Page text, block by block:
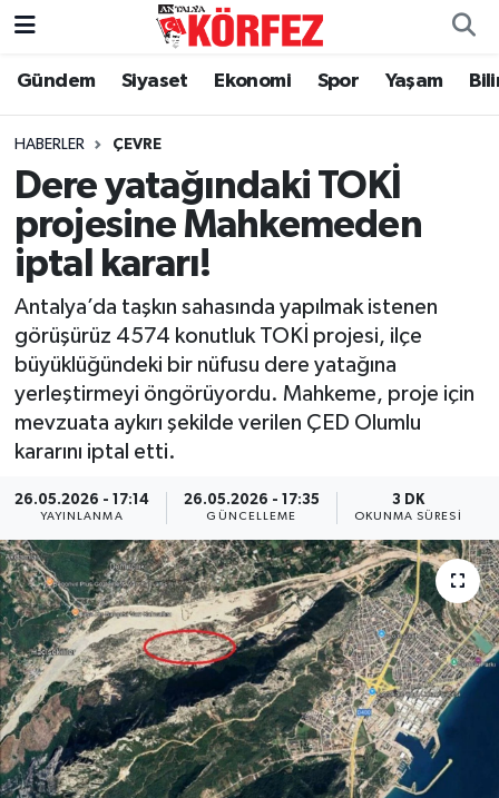
Gündem Siyaset Ekonomi Spor Yaşam
HABERLER ÇEVRE
Dere yatağındaki TOKİ
projesine Mahkemeden
iptal kararı!
Antalya’da taşkın sahasında yapılmak istenen
görüşürüz 4574 konutluk TOKİ projesi, ilçe
büyüklüğündeki bir nüfusu dere yatağına
yerleştirmeyi öngörüyordu. Mahkeme, proje için
mevzuata aykırı şekilde verilen ÇED Olumlu
kararını iptal etti.
26.05.2026 - 17:14
YAYINLANMA
26.05.2026 - 17:35
GÜNCELLEME
3 DK
OKUNMA SÜRESI
Gündem
Siyaset
Yerel Yönetim
Ekonomi
Spor
Yaşam
Asayiş
Eğitim
Sağlık
Magazin
Turizm
Çevre
Nöbetçi Eczaneler
Hava Durumu
Trafik Durumu
Süper Lig Puan Durumu ve Fikstür
Tüm Manşetler
Son Dakika Haberleri
Haber Arşivi